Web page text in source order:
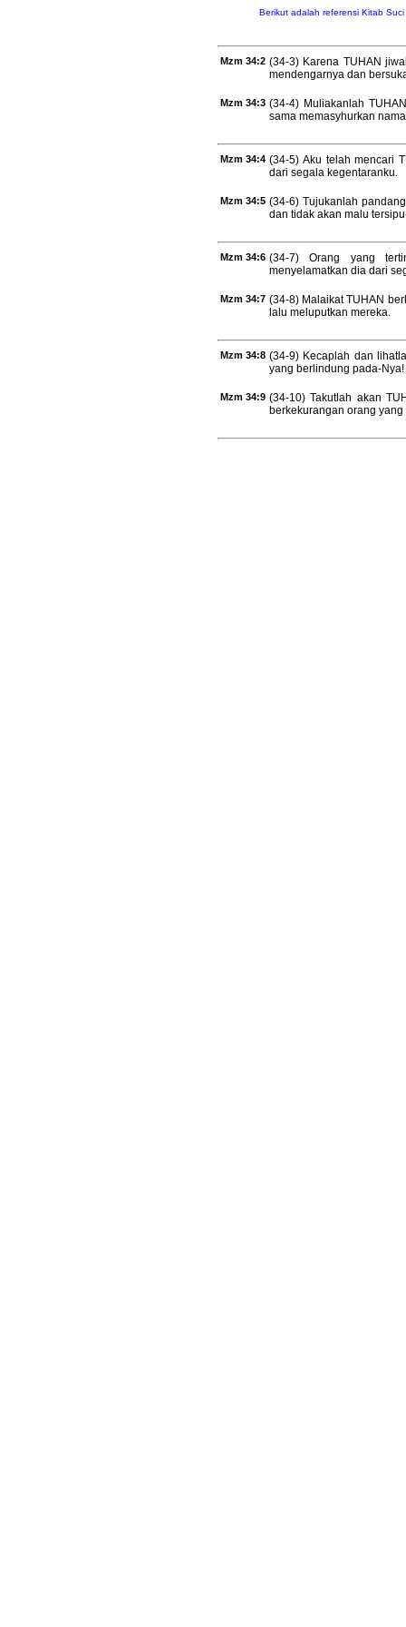
Berikut adalah referensi Kitab
Mzm 34:2 (34-3) Karena TUHAN
mendengarnya dan
Mzm 34:3 (34-4) Muliakanlah
sama memasyhurkan
Mzm 34:4 (34-5) Aku telah mencari
dari segala kegentaranku.
Mzm 34:5 (34-6) Tujukanlah
dan tidak akan malu
Mzm 34:6 (34-7) Orang yang
menyelamatkan dia dari
Mzm 34:7 (34-8) Malaikat TUHAN
lalu meluputkan mereka.
Mzm 34:8 (34-9) Kecaplah dan
yang berlindung pada-Nya!
Mzm 34:9 (34-10) Takutlah akan
berkekurangan orang yang